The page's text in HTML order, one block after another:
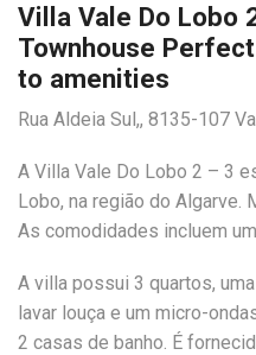
Villa Vale Do Lobo
Townhouse
to amenities
Rua Aldeia Sul,, 8135-107
A Villa Vale Do Lobo 2 – 3
Lobo, na região do Algarve.
As comodidades incluem
A villa possui 3 quartos,
lavar louça e um micro-
2 casas de banho. É